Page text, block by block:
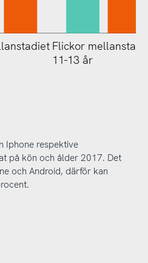
Flickor
11-13 år
Iphone respektive
på kön och ålder 2017. Det
och Android, därför kan